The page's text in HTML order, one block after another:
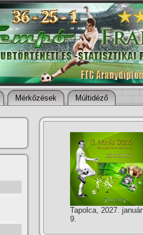
Mérkőzések Múltidéző
Tapolca, 2027. január
9.